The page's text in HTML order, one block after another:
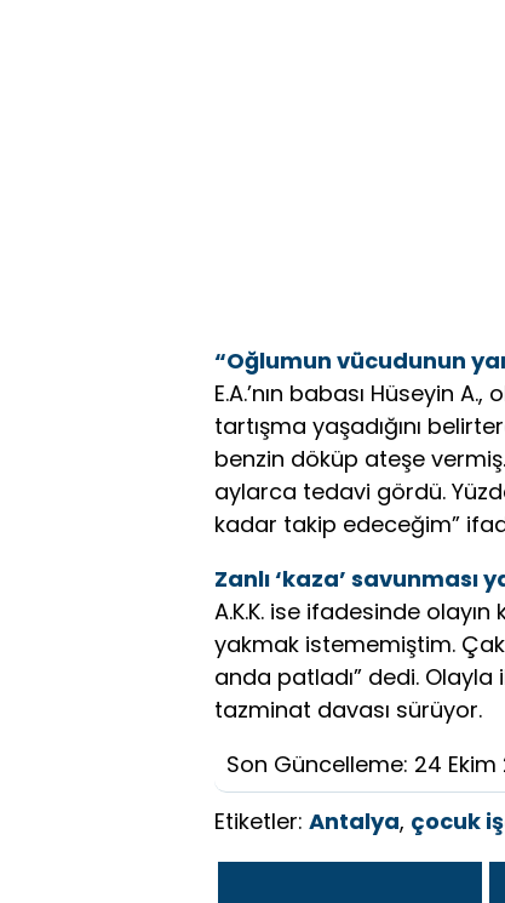
“Oğlumun vücudunun
E.A.’nın babası Hüseyin
tartışma yaşadığını
benzin döküp ateşe
aylarca tedavi gördü.
kadar takip edeceğim”
Zanlı ‘kaza’ savunması
A.K.K. ise ifadesinde
yakmak istememiştim.
anda patladı” dedi.
tazminat davası sürüyor.
Son Güncelleme: 24 Ekim
Etiketler: Antalya, çocuk